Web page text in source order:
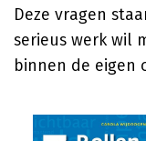
Deze vragen
serieus werk wil
binnen de eigen